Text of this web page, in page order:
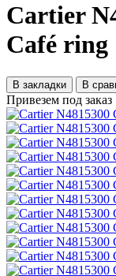
Cartier
Café ring
В закладки В
Привезем под заказ